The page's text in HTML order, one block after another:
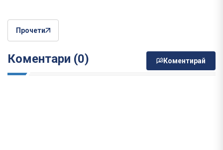
Прочети
Коментари (0) Коментирай